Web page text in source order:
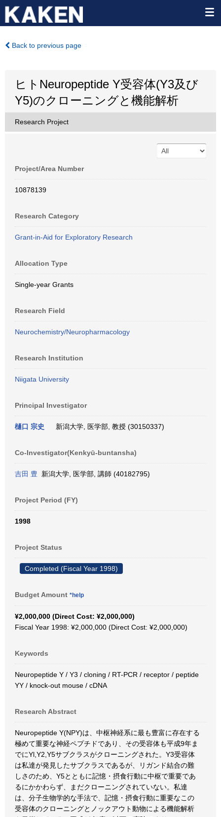
Back to previous page
ヒトNeuropeptide Y受容体(Y3及び
Y5)のクローニングと機能解析
Research Project
Project/Area Number
10878139
Research Category
Grant-in-Aid for Exploratory Research
Allocation Type
Single-year Grants
Research Field
Neurochemistry/Neuropharmacology
Research Institution
Niigata University
Principal Investigator
樋口 宗史 新潟大学, 医学部, 教授 (30150337)
Co-Investigator(Kenkyū-buntansha)
吉田 豊 新潟大学, 医学部, 講師 (40182795)
Project Period (FY)
1998
Project Status
Completed (Fiscal Year 1998)
Budget Amount *help
¥2,000,000 (Direct Cost: ¥2,000,000)
Fiscal Year 1998: ¥2,000,000 (Direct Cost: ¥2,000,000)
Keywords
Neuropeptide Y / Y3 / cloning / RT-PCR / receptor / peptide
YY / knock-out mouse / cDNA
Research Abstract
Neuropeptide Y(NPY)は、中枢神経系に最も豊富に存在する
極めて重要な神経ペプチドであり、その受容体も平成9年ま
でにYl,Y2,Y5サブクラスがクローニングされた。Y3受容体
は私達が発見したサブクラスであるが、リガンド結合の難
しさのため、Y5とともに記憶・摂食行動に中枢で重要であ
るにかかわらず、まだクローニングされていない。私達
は、分子生物学的な手法で、記憶・摂食行動に重要なこの
受容体のクローニングとノックアウト動物による機能解析